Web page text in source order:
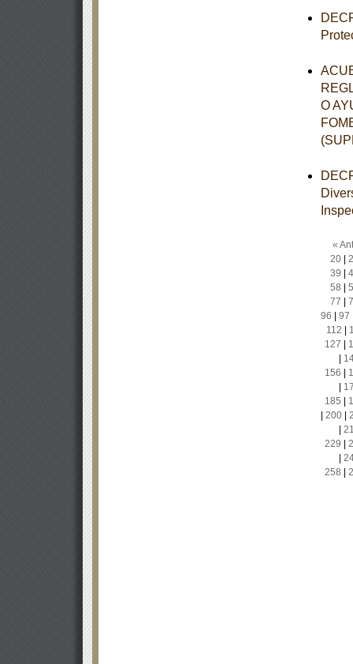
O
«
20|
39
58
77
96
97
112
127
156
185
200|
229
258